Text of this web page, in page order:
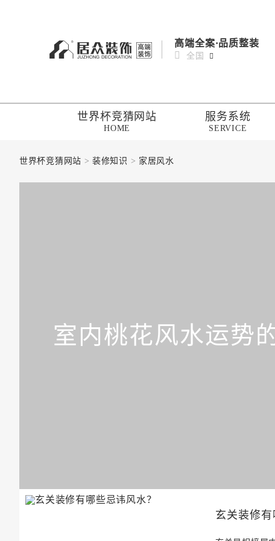
高端全案·品质整装
全国
世界杯竞猜网站
HOME
服务系统
SERVICE
世界杯竞猜网站 >装修知识 > 家居风水
室内桃花风水运势
玄关装修有